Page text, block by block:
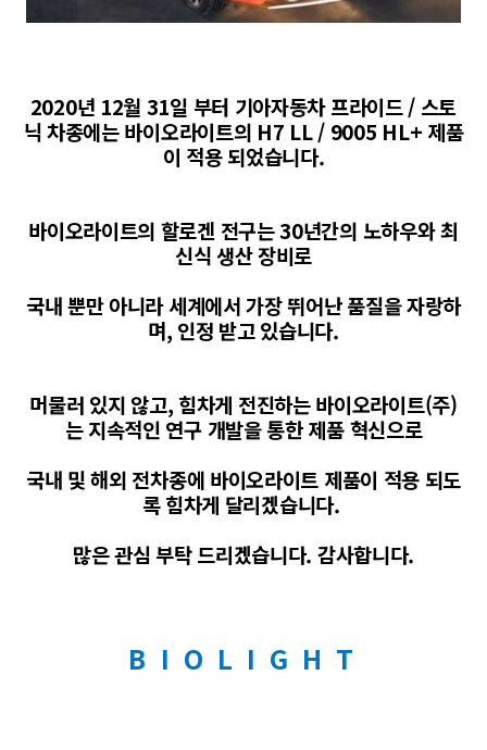
2020년 12월 31일 부터 기아자동차 프라이드 / 스토
닉 차종에는 바이오라이트의 H7 LL / 9005 HL+ 제품
이 적용 되었습니다.
바이오라이트의 할로겐 전구는 30년간의 노하우와 최
신식 생산 장비로
국내 뿐만 아니라 세계에서 가장 뛰어난 품질을 자랑하
며, 인정 받고 있습니다.
머물러 있지 않고, 힘차게 전진하는 바이오라이트(주)
는 지속적인 연구 개발을 통한 제품 혁신으로
국내 및 해외 전차종에 바이오라이트 제품이 적용 되도
록 힘차게 달리겠습니다.
많은 관심 부탁 드리겠습니다. 감사합니다.
B I O L I G H T